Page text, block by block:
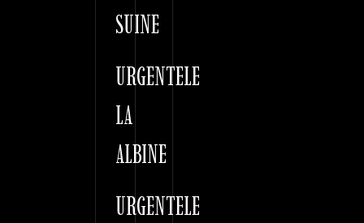
SUINE
URGENTELE
LA
ALBINE
URGENTELE